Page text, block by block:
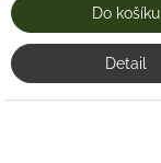
Do košíku
Detail